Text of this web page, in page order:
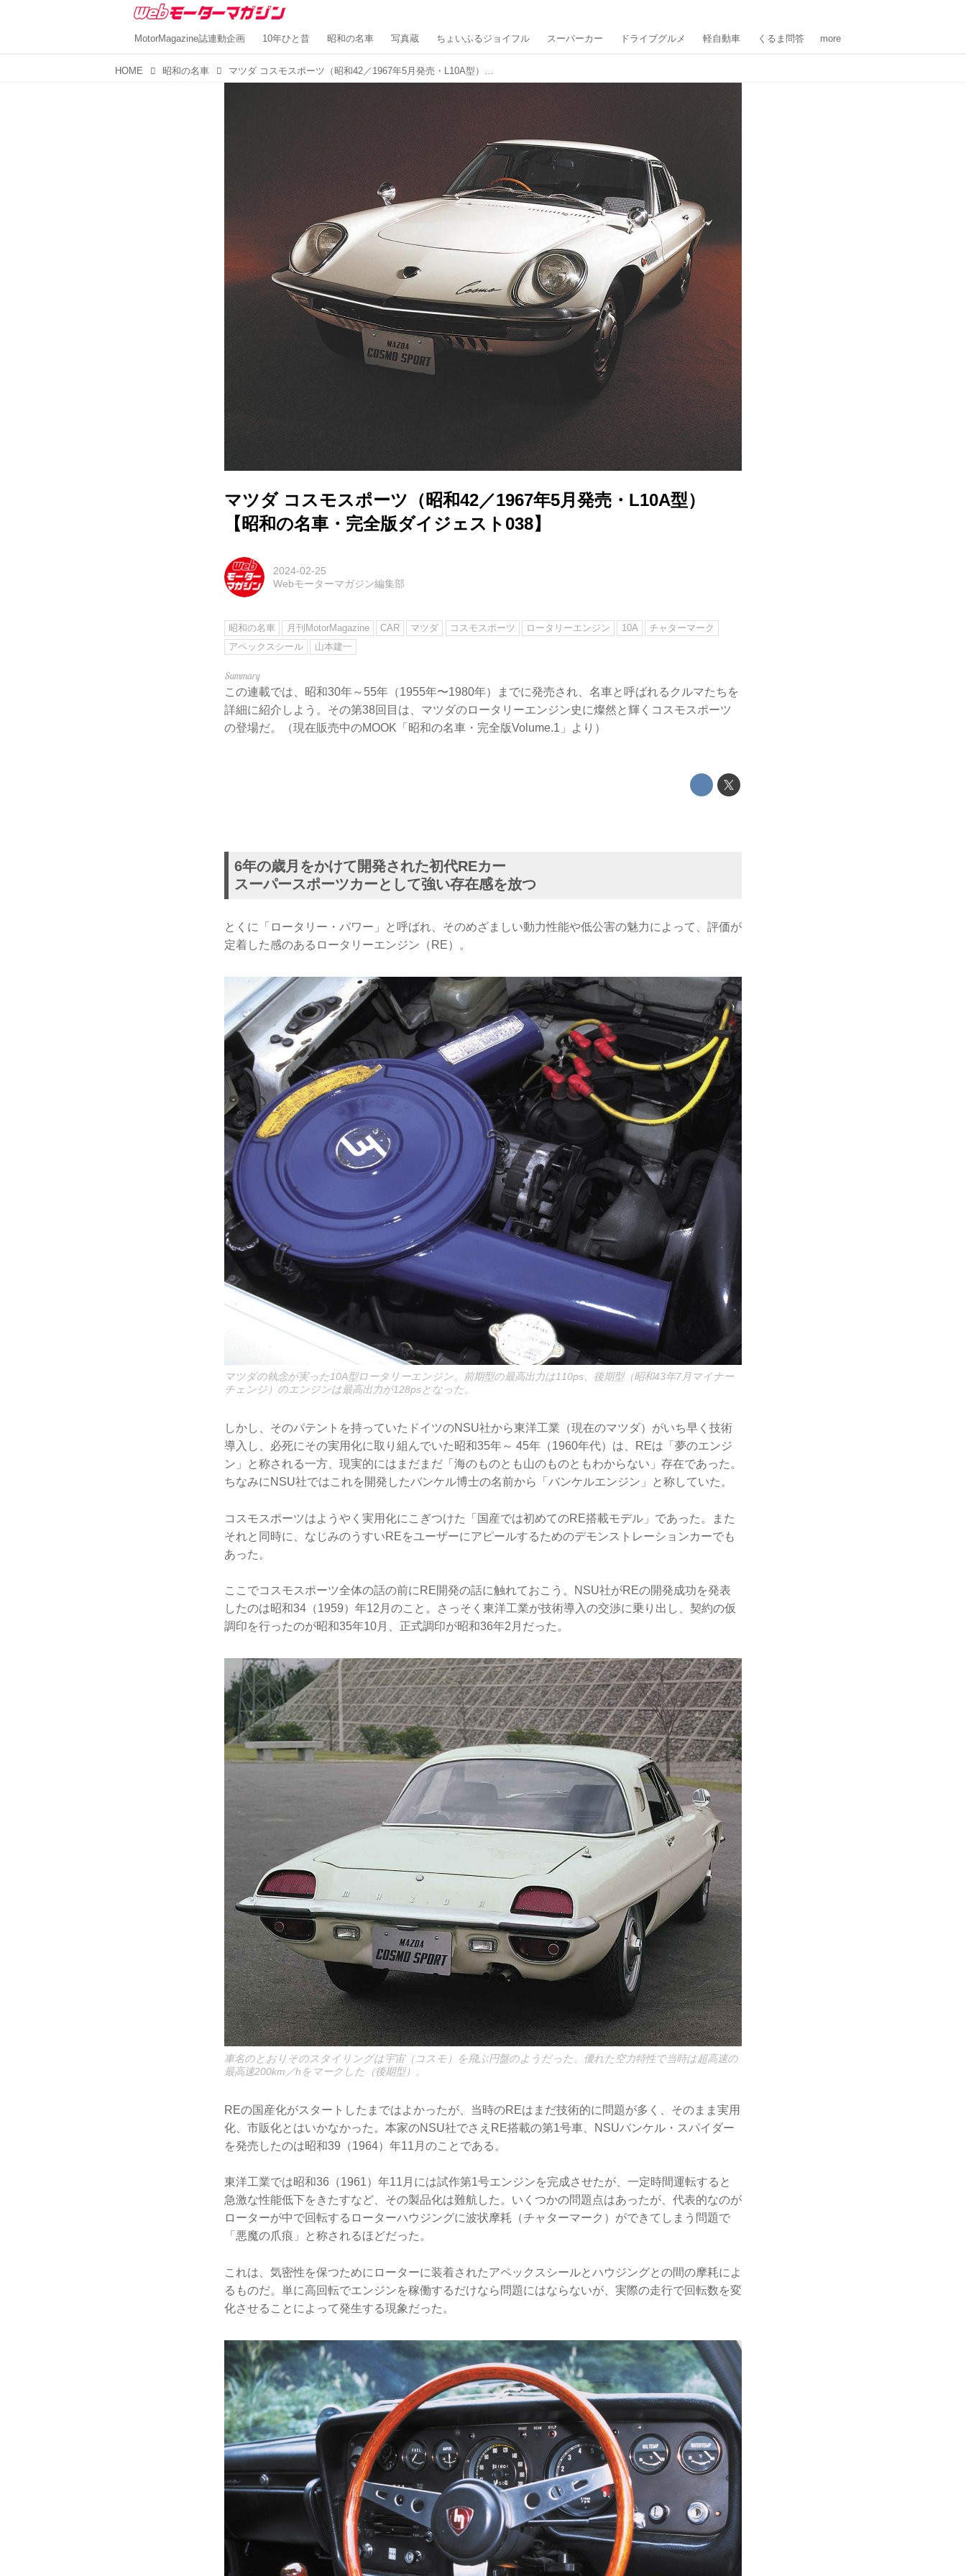
MotorMagazine誌連動企画 10年ひと昔 昭和の名車 写真蔵 ちょいふるジョイフル スーパーカー ドライブグルメ 軽自動車 くるま問答 more
HOME 昭和の名車 マツダ コスモスポーツ（昭和42／1967年5月発売・L10A型） 【昭和の名車・完全版ダイジェスト038】
マツダ コスモスポーツ（昭和42／1967年5月発売・L10A型）
【昭和の名車・完全版ダイジェスト038】
2024-02-25
Webモーターマガジン編集部
昭和の名車 月刊MotorMagazine CAR マツダ コスモスポーツ ロータリーエンジン 10A
チャターマーク
アペックスシール
山本建一
この連載では、昭和30年～55年（1955年〜1980年）までに発売され、名車と呼ばれるクルマたちを
詳細に紹介しよう。その第38回目は、マツダのロータリーエンジン史に燦然と輝くコスモスポーツ
の登場だ。（現在販売中のMOOK「昭和の名車・完全版Volume.1」より）
6年の歳月をかけて開発された初代REカー
スーパースポーツカーとして強い存在感を放つ
とくに「ロータリー・パワー」と呼ばれ、そのめざましい動力性能や低公害の魅力によって、評価が
定着した感のあるロータリーエンジン（RE）。
マツダの執念が実った10A型ロータリーエンジン。前期型の最高出力は110ps、後期型（昭和43年7月マイナー
チェンジ）のエンジンは最高出力が128psとなった。
しかし、そのパテントを持っていたドイツのNSU社から東洋工業（現在のマツダ）がいち早く技術
導入し、必死にその実用化に取り組んでいた昭和35年～ 45年（1960年代）は、REは「夢のエンジ
ン」と称される一方、現実的にはまだまだ「海のものとも山のものともわからない」存在であった。
ちなみにNSU社ではこれを開発したバンケル博士の名前から「バンケルエンジン」と称していた。
コスモスポーツはようやく実用化にこぎつけた「国産では初めてのRE搭載モデル」であった。また
それと同時に、なじみのうすいREをユーザーにアピールするためのデモンストレーションカーでも
あった。
ここでコスモスポーツ全体の話の前にRE開発の話に触れておこう。NSU社がREの開発成功を発表
したのは昭和34（1959）年12月のこと。さっそく東洋工業が技術導入の交渉に乗り出し、契約の仮
調印を行ったのが昭和35年10月、正式調印が昭和36年2月だった。
車名のとおりそのスタイリングは宇宙（コスモ）を飛ぶ円盤のようだった。優れた空力特性で当時は超高速の
最高速200km／hをマークした（後期型）。
REの国産化がスタートしたまではよかったが、当時のREはまだ技術的に問題が多く、そのまま実用
化、市販化とはいかなかった。本家のNSU社でさえRE搭載の第1号車、NSUバンケル・スパイダー
を発売したのは昭和39（1964）年11月のことである。
東洋工業では昭和36（1961）年11月には試作第1号エンジンを完成させたが、一定時間運転すると
急激な性能低下をきたすなど、その製品化は難航した。いくつかの問題点はあったが、代表的なのが
ローターが中で回転するローターハウジングに波状摩耗（チャターマーク）ができてしまう問題で
「悪魔の爪痕」と称されるほどだった。
これは、気密性を保つためにローターに装着されたアペックスシールとハウジングとの間の摩耗によ
るものだ。単に高回転でエンジンを稼働するだけなら問題にはならないが、実際の走行で回転数を変
化させることによって発生する現象だった。